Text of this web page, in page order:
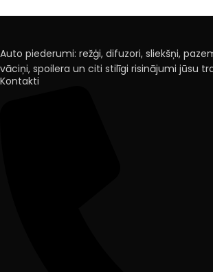
Auto piederumi: režģi, difuzori, sliekšņi,
vāciņi, spoilera un citi stilīgi risinājumi jūsu
Kontakti